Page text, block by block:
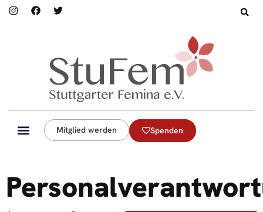
Mitglied werden Spenden